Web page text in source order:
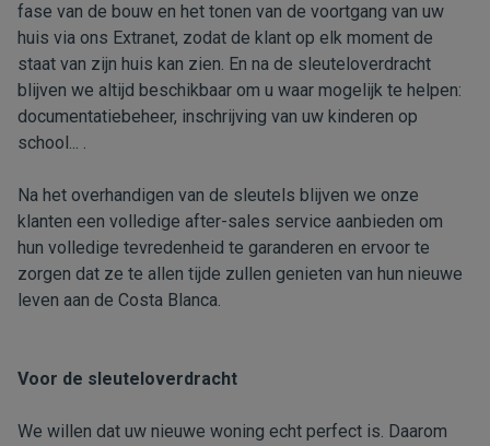
fase van de bouw en het tonen van de voortgang van uw
huis via ons Extranet, zodat de klant op elk moment de
staat van zijn huis kan zien. En na de sleuteloverdracht
blijven we altijd beschikbaar om u waar mogelijk te helpen:
documentatiebeheer, inschrijving van uw kinderen op
school... .
Na het overhandigen van de sleutels blijven we onze
klanten een volledige after-sales service aanbieden om
hun volledige tevredenheid te garanderen en ervoor te
zorgen dat ze te allen tijde zullen genieten van hun nieuwe
leven aan de Costa Blanca.
Voor de sleuteloverdracht
We willen dat uw nieuwe woning echt perfect is. Daarom